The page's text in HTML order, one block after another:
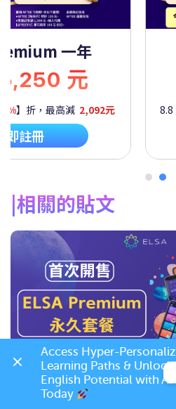
一年
元
】折，最高減 2,092元
即註冊
8.8
相關的貼文
2026/07 優惠套餐 –
Access Hyper-
Learning Paths & Unlock
English Potential with AI
Today